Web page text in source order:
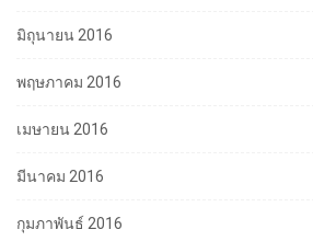
มิถุนายน 2016
พฤษภาคม 2016
เมษายน 2016
มีนาคม 2016
กุมภาพันธ์ 2016